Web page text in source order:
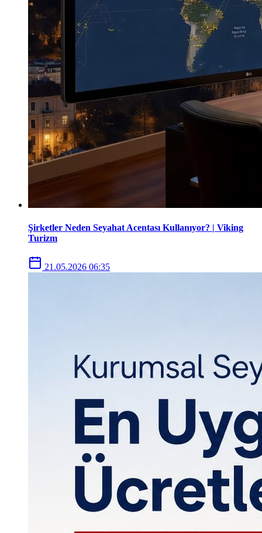
Şirketler Neden Seyahat Acentası Kullanıyor? | Viking
Turizm
21.05.2026 06:35